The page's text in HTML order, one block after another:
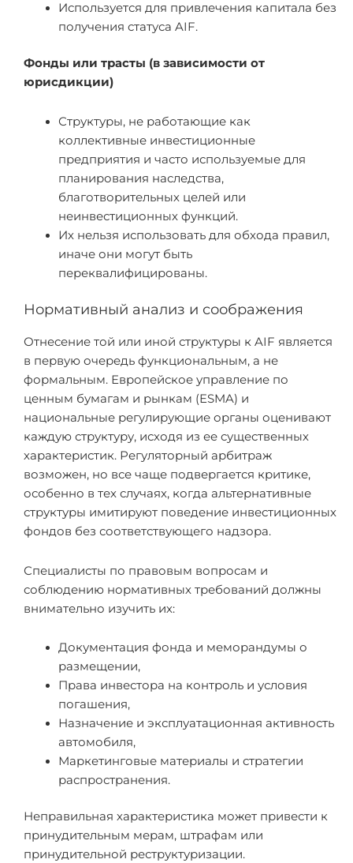
Используется для привлечения капитала без
получения статуса AIF.
Фонды или трасты (в зависимости от
юрисдикции)
Структуры, не работающие как
коллективные инвестиционные
предприятия и часто используемые для
планирования наследства,
благотворительных целей или
неинвестиционных функций.
Их нельзя использовать для обхода правил,
иначе они могут быть
переквалифицированы.
Нормативный анализ и соображения
Отнесение той или иной структуры к AIF является
в первую очередь функциональным, а не
формальным. Европейское управление по
ценным бумагам и рынкам (ESMA) и
национальные регулирующие органы оценивают
каждую структуру, исходя из ее существенных
характеристик. Регуляторный арбитраж
возможен, но все чаще подвергается критике,
особенно в тех случаях, когда альтернативные
структуры имитируют поведение инвестиционных
фондов без соответствующего надзора.
Специалисты по правовым вопросам и
соблюдению нормативных требований должны
внимательно изучить их:
Документация фонда и меморандумы о
размещении,
Права инвестора на контроль и условия
погашения,
Назначение и эксплуатационная активность
автомобиля,
Маркетинговые материалы и стратегии
распространения.
Неправильная характеристика может привести к
принудительным мерам, штрафам или
принудительной реструктуризации.